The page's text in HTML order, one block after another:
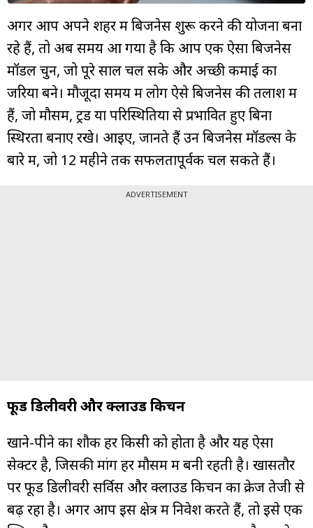
अगर आप अपने शहर में बिजनेस शुरू करने की योजना बना
रहे हैं, तो अब समय आ गया है कि आप एक ऐसा बिजनेस
मॉडल चुनें, जो पूरे साल चल सके और अच्छी कमाई का
जरिया बने। मौजूदा समय में लोग ऐसे बिजनेस की तलाश में
हैं, जो मौसम, ट्रेंड या परिस्थितियों से प्रभावित हुए बिना
स्थिरता बनाए रखे। आइए, जानते हैं उन बिजनेस मॉडल्स के
बारे में, जो 12 महीने तक सफलतापूर्वक चल सकते हैं।
ADVERTISEMENT
फूड डिलीवरी और क्लाउड किचन
खाने-पीने का शौक हर किसी को होता है और यह ऐसा
सेक्टर है, जिसकी मांग हर मौसम में बनी रहती है। खासतौर
पर फूड डिलीवरी सर्विस और क्लाउड किचन का क्रेज तेजी से
बढ़ रहा है। अगर आप इस क्षेत्र में निवेश करते हैं, तो इसे एक